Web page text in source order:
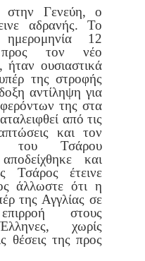
στην Γενεύη, ο
αδρανής. Το
12
προς τον νέο
ουσιαστικά
της στροφής
αντίληψη για
της στα
από τις
και τον
του Τσάρου
και
Τσάρος έτεινε
άλλωστε ότι η
της Αγγλίας σε
στους
χωρίς
θέσεις της προς